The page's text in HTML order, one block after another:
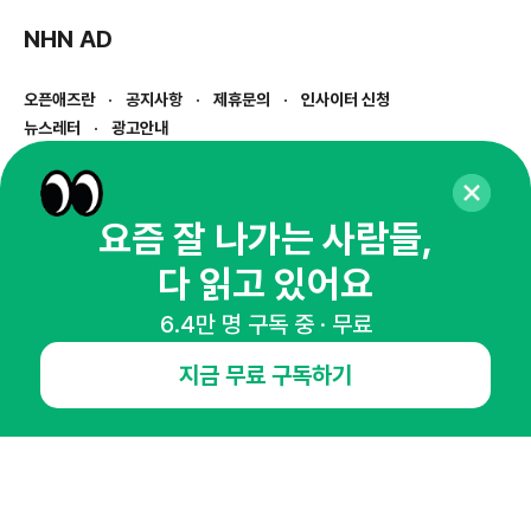
NHN AD
오픈애즈란 공지사항 제휴문의
인사이터 신청
뉴스레터
광고안내
경기도 성남시 분당구 대왕판교로645번길 16
사업자등록번호 : 144-81-27690(
통신판매업신고번호 : 2014-경기성남-1023
호스팅서비스사업자 : 오픈애즈
1800-2198
openads@openads.co.kr
이용약관
instagramthreadkakaotalk
요즘 잘 나가는 사람들,
다 읽고 있어요
6.4만 명 구독 중 · 무료
지금 무료 구독하기